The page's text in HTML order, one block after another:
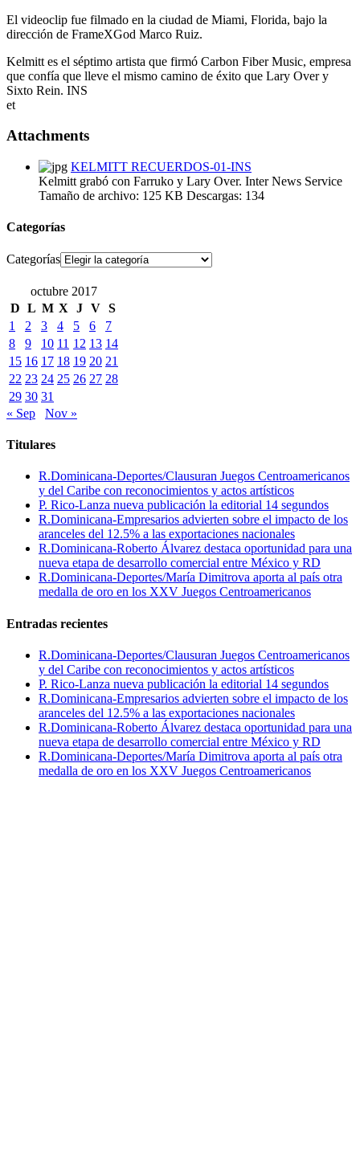
El videoclip fue filmado en la ciudad de Miami, Florida, bajo la
dirección de FrameXGod Marco Ruiz.
Kelmitt es el séptimo artista que firmó Carbon Fiber Music, empresa
que confía que lleve el mismo camino de éxito que Lary Over y
Sixto Rein. INS
et
Attachments
KELMITT RECUERDOS-01-INS
Kelmitt grabó con Farruko y Lary Over. Inter News Service
Tamaño de archivo: 125 KB Descargas: 134
Categorías
Categorías
octubre 2017
D L M X J V S
1
2 3 4 5 6
7
8
9 10 11 12 13 14
15 16 17 18 19 20 21
22 23 24 25 26 27 28
29 30 31
« Sep
Nov »
Titulares
R.Dominicana-Deportes/Clausuran Juegos Centroamericanos
y del Caribe con reconocimientos y actos artísticos
P. Rico-Lanza nueva publicación la editorial 14 segundos
R.Dominicana-Empresarios advierten sobre el impacto de los
aranceles del 12.5% a las exportaciones nacionales
R.Dominicana-Roberto Álvarez destaca oportunidad para una
nueva etapa de desarrollo comercial entre México y RD
R.Dominicana-Deportes/María Dimitrova aporta al país otra
medalla de oro en los XXV Juegos Centroamericanos
Entradas recientes
R.Dominicana-Deportes/Clausuran Juegos Centroamericanos
y del Caribe con reconocimientos y actos artísticos
P. Rico-Lanza nueva publicación la editorial 14 segundos
R.Dominicana-Empresarios advierten sobre el impacto de los
aranceles del 12.5% a las exportaciones nacionales
R.Dominicana-Roberto Álvarez destaca oportunidad para una
nueva etapa de desarrollo comercial entre México y RD
R.Dominicana-Deportes/María Dimitrova aporta al país otra
medalla de oro en los XXV Juegos Centroamericanos